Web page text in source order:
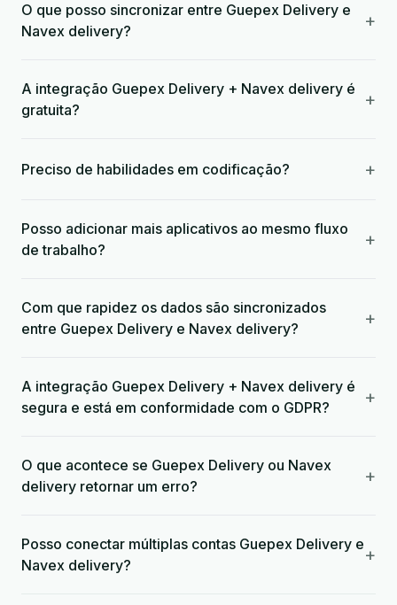
O que posso sincronizar entre Guepex Delivery e
Navex delivery?
+
A integração Guepex Delivery + Navex delivery é
gratuita?
+
Preciso de habilidades em codificação? +
Posso adicionar mais aplicativos ao mesmo fluxo
de trabalho?
+
Com que rapidez os dados são sincronizados
entre Guepex Delivery e Navex delivery?
+
A integração Guepex Delivery + Navex delivery é
segura e está em conformidade com o GDPR?
+
O que acontece se Guepex Delivery ou Navex
delivery retornar um erro?
+
Posso conectar múltiplas contas Guepex Delivery e
Navex delivery?
+